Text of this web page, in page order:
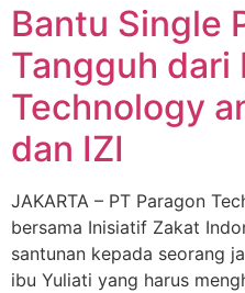
Bantu Single
Tangguh dari
Technology
dan IZI
JAKARTA – PT Paragon
bersama Inisiatif Zakat
santunan kepada seorang
ibu Yuliati yang harus